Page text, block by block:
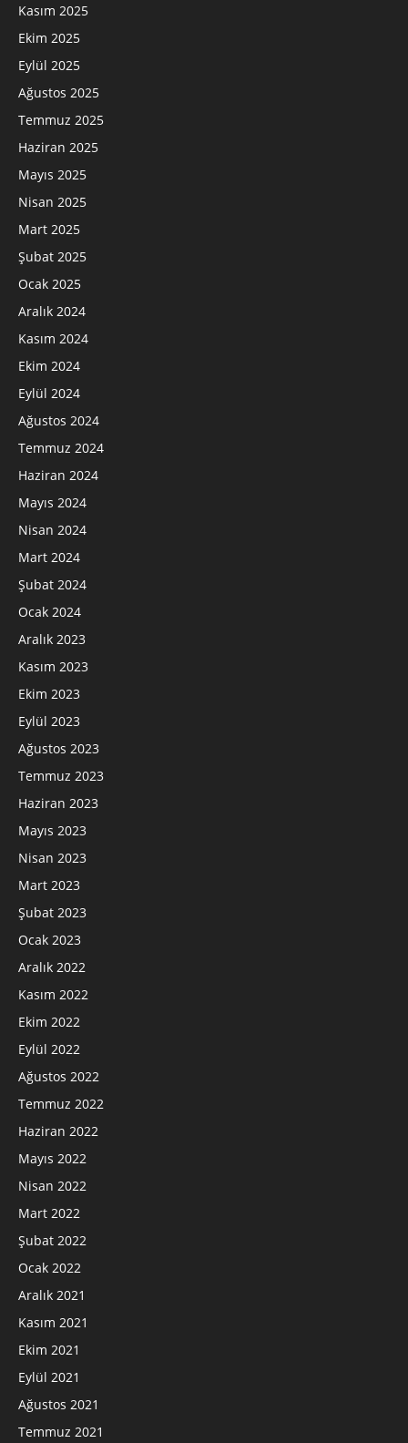
Kasım 2025
Ekim 2025
Eylül 2025
Ağustos 2025
Temmuz 2025
Haziran 2025
Mayıs 2025
Nisan 2025
Mart 2025
Şubat 2025
Ocak 2025
Aralık 2024
Kasım 2024
Ekim 2024
Eylül 2024
Ağustos 2024
Temmuz 2024
Haziran 2024
Mayıs 2024
Nisan 2024
Mart 2024
Şubat 2024
Ocak 2024
Aralık 2023
Kasım 2023
Ekim 2023
Eylül 2023
Ağustos 2023
Temmuz 2023
Haziran 2023
Mayıs 2023
Nisan 2023
Mart 2023
Şubat 2023
Ocak 2023
Aralık 2022
Kasım 2022
Ekim 2022
Eylül 2022
Ağustos 2022
Temmuz 2022
Haziran 2022
Mayıs 2022
Nisan 2022
Mart 2022
Şubat 2022
Ocak 2022
Aralık 2021
Kasım 2021
Ekim 2021
Eylül 2021
Ağustos 2021
Temmuz 2021